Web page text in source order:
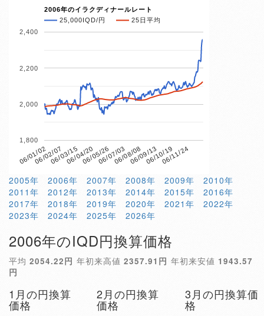
2006年のイラクディナールレート
25,000IQD/円
25日平均
06/01/0206/02/0706/03/1506/04/2006/05/2606/07/0306/08/0806/09/1306/10/1906/11/24
1,800
2,000
2,200
2,400
2005年 2006年 2007年 2008年 2009年
2010年
2011年
2012年 2013年 2014年 2015年
2016年
2017年
2018年 2019年 2020年 2021年
2022年
2023年
2024年 2025年 2026年
2006年のIQD円換算価格
平均 2054.22円 年初来高値 2357.91円 年初来安値 1943.57
円
1月の円換算
価格
2月の円換算
価格
3月の円換算価
格